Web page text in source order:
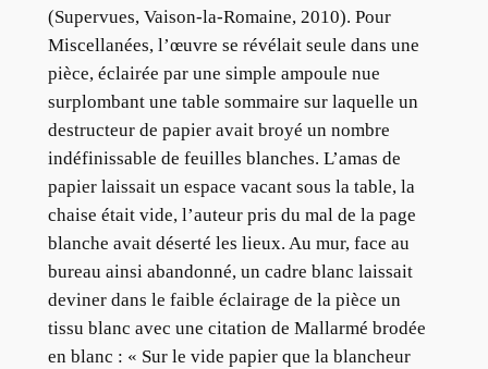
(Supervues, Vaison-la-Romaine, 2010). Pour
Miscellanées, l’œuvre se révélait seule dans une
pièce, éclairée par une simple ampoule nue
surplombant une table sommaire sur laquelle un
destructeur de papier avait broyé un nombre
indéfinissable de feuilles blanches. L’amas de
papier laissait un espace vacant sous la table, la
chaise était vide, l’auteur pris du mal de la page
blanche avait déserté les lieux. Au mur, face au
bureau ainsi abandonné, un cadre blanc laissait
deviner dans le faible éclairage de la pièce un
tissu blanc avec une citation de Mallarmé brodée
en blanc : « Sur le vide papier que la blancheur